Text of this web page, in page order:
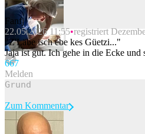
Beitrag melden
Fanfj
22.05.2026 11:55 registriert
"Z'Läbe isch ebe kes Güetzi..."
Jaja ist gut. Ich gehe in die Ecke und
667
Melden
Zum Kommentar